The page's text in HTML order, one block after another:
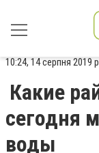
10:24, 14 серпня 2019
Какие
сегодня
воды